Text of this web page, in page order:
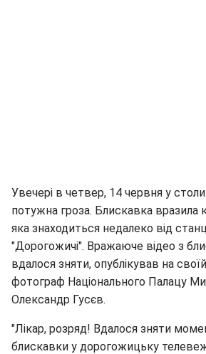
Увечері в четвер, 14 червня у
потужна гроза. Блискавка вразила
яка знаходиться недалеко від
"Дорогожичі". Вражаюче відео з
вдалося зняти, опублікував на
фотограф Національного Палацу
Олександр Гусєв.
"Лікар, розряд! Вдалося зняти
блискавки у дорогожицьку